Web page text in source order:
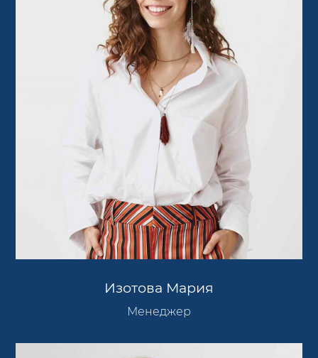
Изотова Мария
Менеджер